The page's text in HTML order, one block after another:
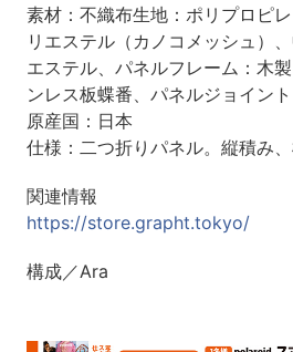
素材：不織布生地：ポリプロピ
リエステル（カノコメッシュ）
エステル、パネルフレーム：木
ンレス板蝶番、パネルジョイン
原産国：日本
仕様：二つ折りパネル。縦積み
関連情報
https://store.grapht.tokyo/
構成／Ara